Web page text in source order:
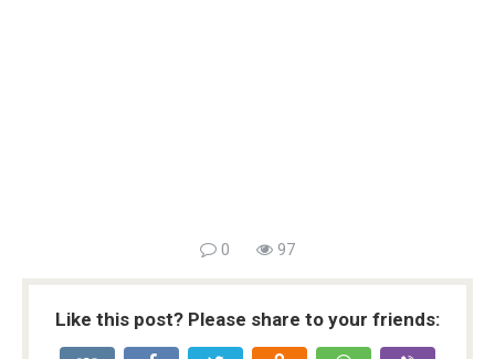
0 97
Like this post? Please share to your friends: